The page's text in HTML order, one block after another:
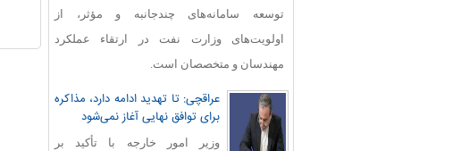
توسعه سامانه‌های چندجانبه و مؤثر، از
اولویت‌های وزارت نفت در ارتقاء عملکرد
مهندسان و متخصصان است.
عراقچی: تا تهدید ادامه دارد، مذاکره
برای توافق نهایی آغاز نمی‌شود
وزیر امور خارجه با تأکید بر